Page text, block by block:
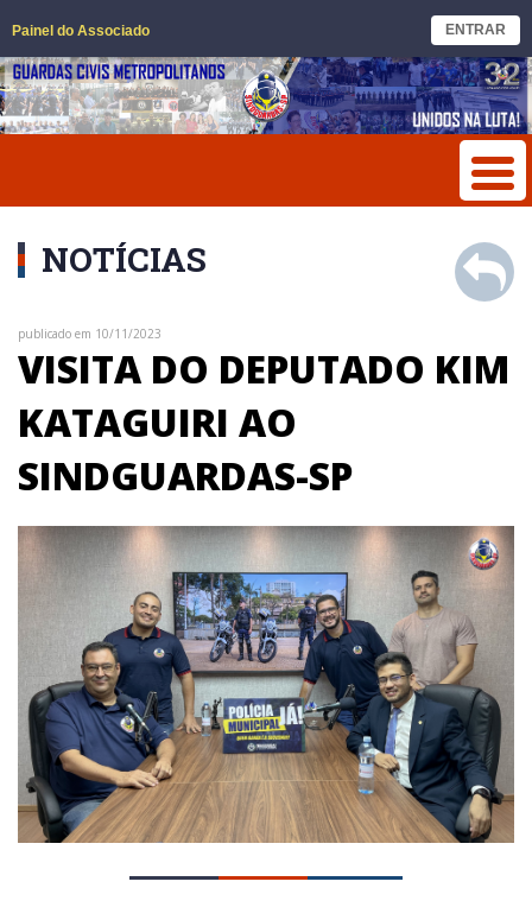
Painel do Associado ENTRAR
NOTÍCIAS
publicado em 10/11/2023
VISITA DO DEPUTADO KIM
KATAGUIRI AO
SINDGUARDAS-SP